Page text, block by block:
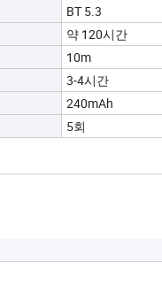
BT 5.3
약 120시간
10m
3-4시간
240mAh
5회